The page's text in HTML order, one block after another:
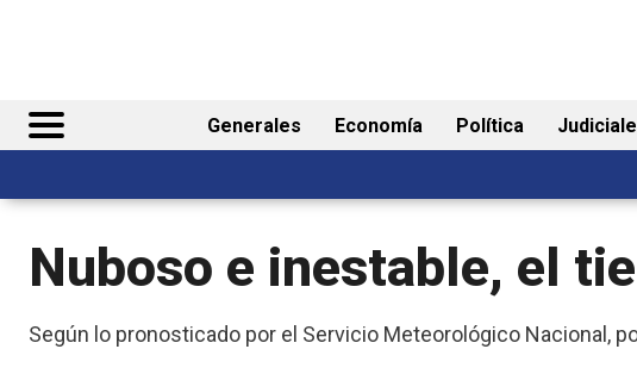
Generales Economía Política
Nuboso e inestable, el
Según lo pronosticado por el Servicio Meteorológico Nacional,